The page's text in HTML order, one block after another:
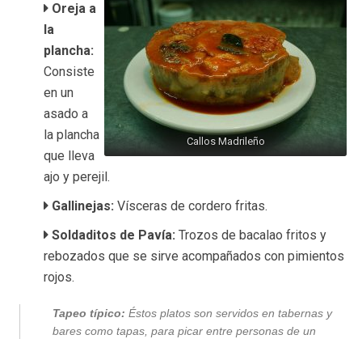
Callos Madrileño
Oreja a
la
plancha:
Consiste
en un
asado a
la plancha
que lleva
ajo y perejil.
Gallinejas: Vísceras de cordero fritas.
Soldaditos de Pavía: Trozos de bacalao fritos y
rebozados que se sirve acompañados con pimientos
rojos.
Tapeo típico: Éstos platos son servidos en tabernas y
bares como tapas, para picar entre personas de un